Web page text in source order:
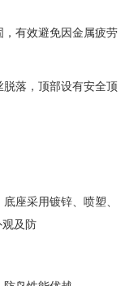
有效避免因金属疲劳
落，顶部设有安全顶
座采用镀锌、喷塑、
及防